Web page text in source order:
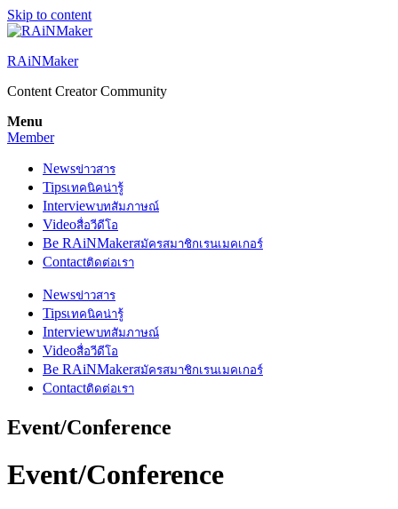
Skip to content
RAiNMaker
Content Creator Community
Menu
Member
Newsข่าวสาร
Tipsเทคนิคน่ารู้
Interviewบทสัมภาษณ์
Videoสื่อวีดีโอ
Be RAiNMakerสมัครสมาชิกเรนเมคเกอร์
Contactติดต่อเรา
Newsข่าวสาร
Tipsเทคนิคน่ารู้
Interviewบทสัมภาษณ์
Videoสื่อวีดีโอ
Be RAiNMakerสมัครสมาชิกเรนเมคเกอร์
Contactติดต่อเรา
Event/Conference
Event/Conference